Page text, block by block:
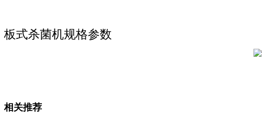
板式杀菌机规格参数
相关推荐